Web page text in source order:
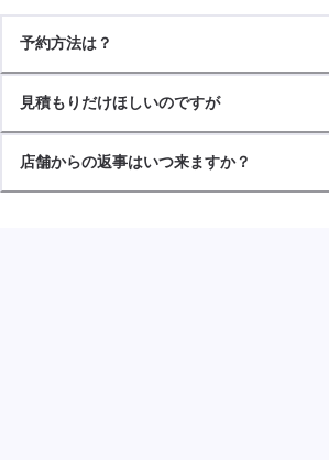
予約方法は？
見積もりだけほしいのですが
店舗からの返事はいつ来ますか？